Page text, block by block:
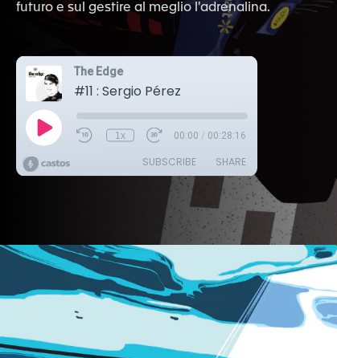
futuro e sul gestire al meglio l'adrenalina.